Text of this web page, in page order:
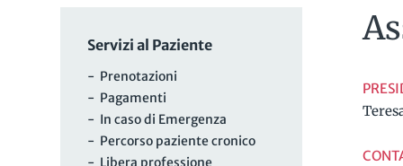
Servizi al Paziente
- Prenotazioni
- Pagamenti
- In caso di Emergenza
- Percorso paziente cronico
- Libera professione